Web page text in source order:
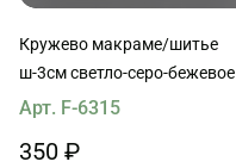
Кружево макраме/шитье
ш-3см светло-серо-бежевое
Арт. F-6315
350 ₽